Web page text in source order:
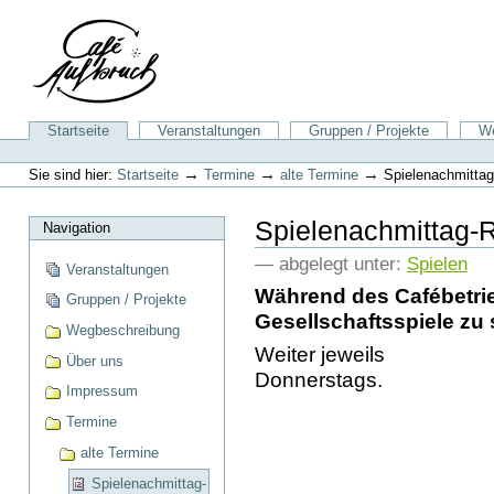
Navigation
SektionenStartseite Veranstaltungen Gruppen / Projekte
Benutzerspezifische
Werkzeuge
Sie sind hier: Startseite → Termine → alte Termine →
Navigation
Veranstaltungen
Gruppen / Projekte
Wegbeschreibung
Über uns
Impressum
Termine
alte Termine
Spielenachmittag-
Spielenachmittag-
— abgelegt unter: Spielen
Während des
Gesellschaftsspiele zu
Weiter jeweils
Donnerstags.